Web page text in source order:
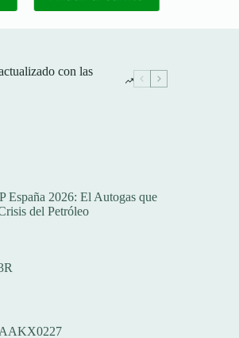
con las
España 2026: El Autogas que
del Petróleo